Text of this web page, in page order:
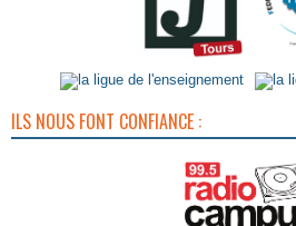
ILS NOUS FONT CONFIANCE :